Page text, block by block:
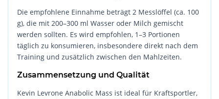
Die empfohlene Einnahme beträgt 2 Messlöffel (ca. 100
g), die mit 200–300 ml Wasser oder Milch gemischt
werden sollten. Es wird empfohlen, 1–3 Portionen
täglich zu konsumieren, insbesondere direkt nach dem
Training und zusätzlich zwischen den Mahlzeiten.
Zusammensetzung und Qualität
Kevin Levrone Anabolic Mass ist ideal für Kraftsportler,